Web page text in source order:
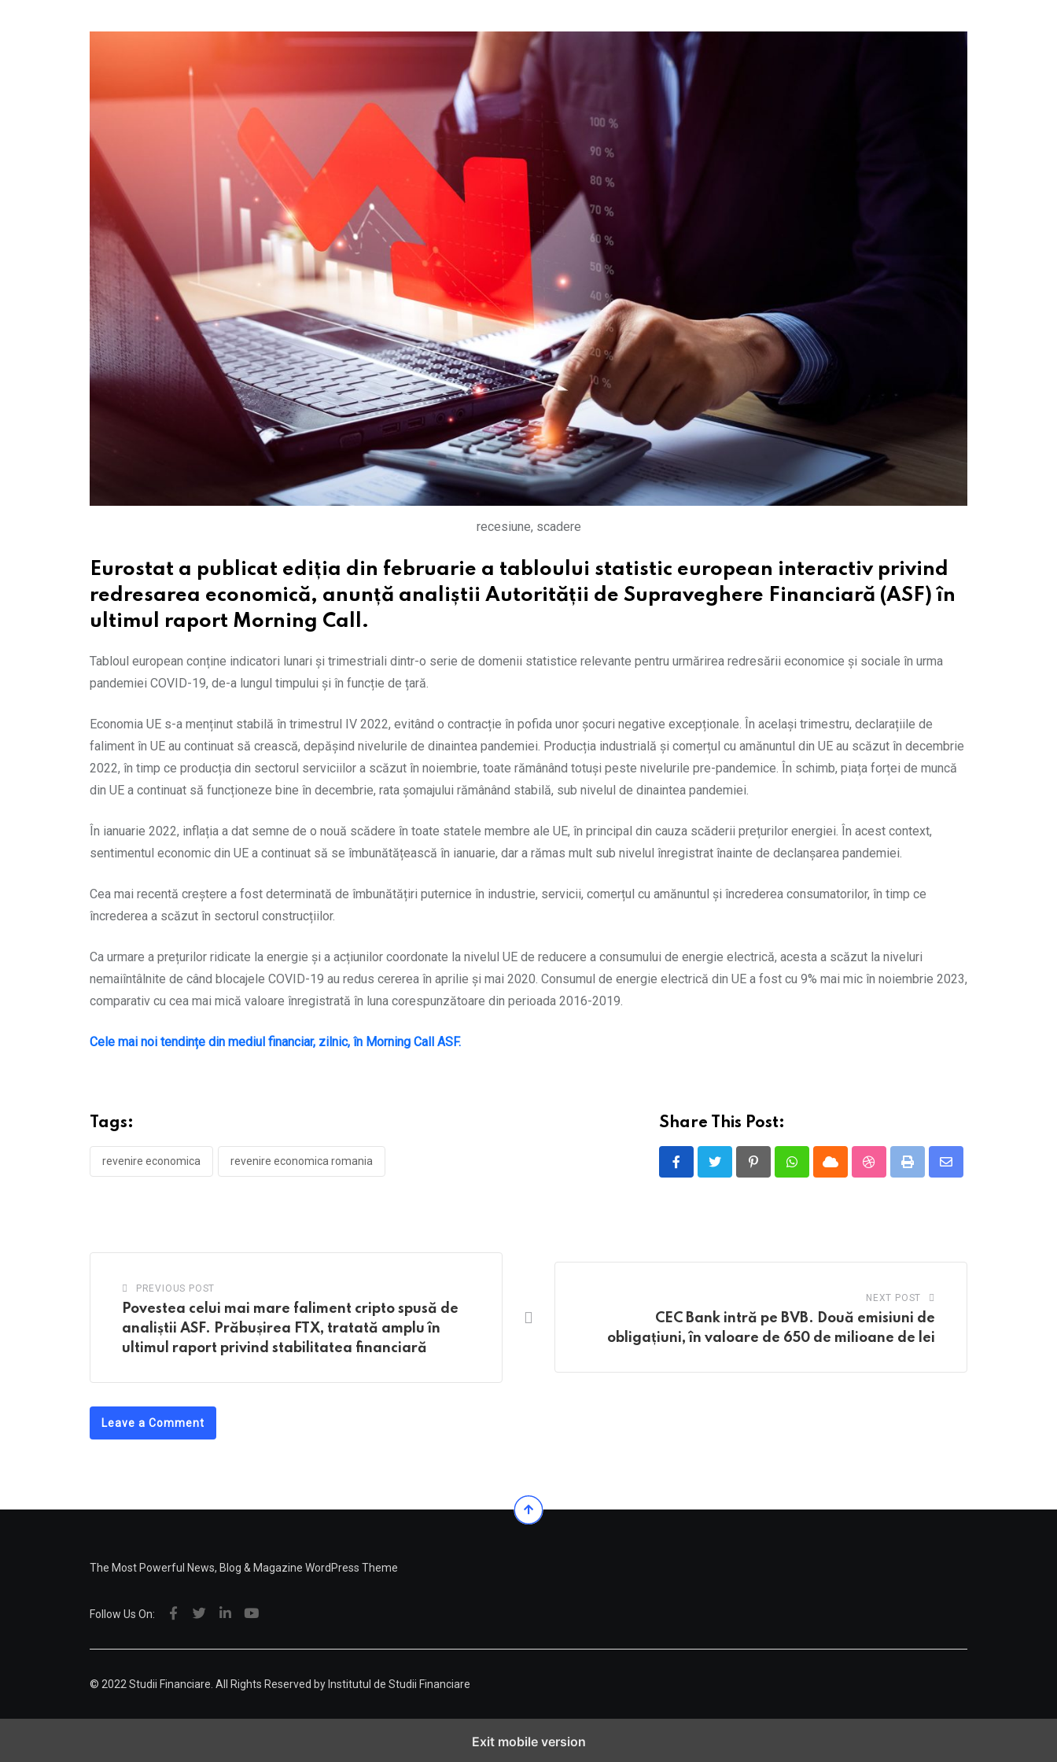
Email
recesiune, scadere
Eurostat a publicat ediția din februarie a tabloului statistic european interactiv privind
redresarea economică, anunță analiștii Autorității de Supraveghere Financiară (ASF) în
ultimul raport Morning Call.
Tabloul european conține indicatori lunari și trimestriali dintr-o serie de domenii statistice relevante pentru urmărirea redresării economice și sociale în urma
pandemiei COVID-19, de-a lungul timpului și în funcție de țară.
Economia UE s-a menținut stabilă în trimestrul IV 2022, evitând o contracție în pofida unor șocuri negative excepționale. În același trimestru, declarațiile de
faliment în UE au continuat să crească, depășind nivelurile de dinaintea pandemiei. Producția industrială și comerțul cu amănuntul din UE au scăzut în decembrie
2022, în timp ce producția din sectorul serviciilor a scăzut în noiembrie, toate rămânând totuși peste nivelurile pre-pandemice. În schimb, piața forței de muncă
din UE a continuat să funcționeze bine în decembrie, rata șomajului rămânând stabilă, sub nivelul de dinaintea pandemiei.
În ianuarie 2022, inflația a dat semne de o nouă scădere în toate statele membre ale UE, în principal din cauza scăderii prețurilor energiei. În acest context,
sentimentul economic din UE a continuat să se îmbunătățească în ianuarie, dar a rămas mult sub nivelul înregistrat înainte de declanșarea pandemiei.
Cea mai recentă creștere a fost determinată de îmbunătățiri puternice în industrie, servicii, comerțul cu amănuntul și încrederea consumatorilor, în timp ce
încrederea a scăzut în sectorul construcțiilor.
Ca urmare a prețurilor ridicate la energie și a acțiunilor coordonate la nivelul UE de reducere a consumului de energie electrică, acesta a scăzut la niveluri
nemaiîntâlnite de când blocajele COVID-19 au redus cererea în aprilie și mai 2020. Consumul de energie electrică din UE a fost cu 9% mai mic în noiembrie 2023,
comparativ cu cea mai mică valoare înregistrată în luna corespunzătoare din perioada 2016-2019.
Cele mai noi tendințe din mediul financiar, zilnic, în Morning Call ASF.
Tags:
revenire economica revenire economica romania
Share This Post:
PinterestWhatsappCloud StumbleUpon
Print
Share
PREVIOUS POST
Povestea celui mai mare faliment cripto spusă de
analiștii ASF. Prăbușirea FTX, tratată amplu în
ultimul raport privind stabilitatea financiară
NEXT POST
CEC Bank intră pe BVB. Două emisiuni de
obligațiuni, în valoare de 650 de milioane de lei
Leave a Comment
The Most Powerful News, Blog & Magazine WordPress Theme
Follow Us On:
© 2022 Studii Financiare. All Rights Reserved by Institutul de Studii Financiare
Exit mobile version